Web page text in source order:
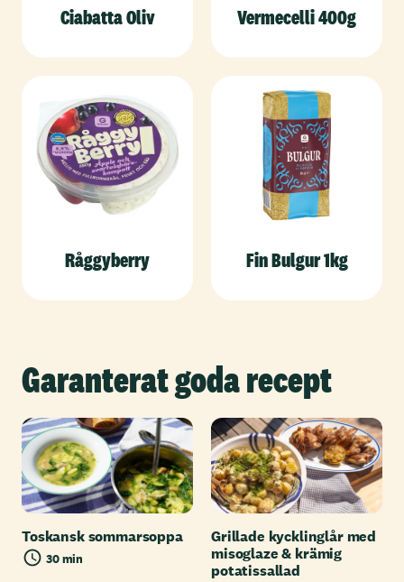
Ciabatta Oliv Vermecelli 400g
Råggyberry Fin Bulgur 1kg
Garanterat goda recept
Toskansk sommarsoppa
30 min
Grillade kycklinglår med
misoglaze & krämig
potatissallad